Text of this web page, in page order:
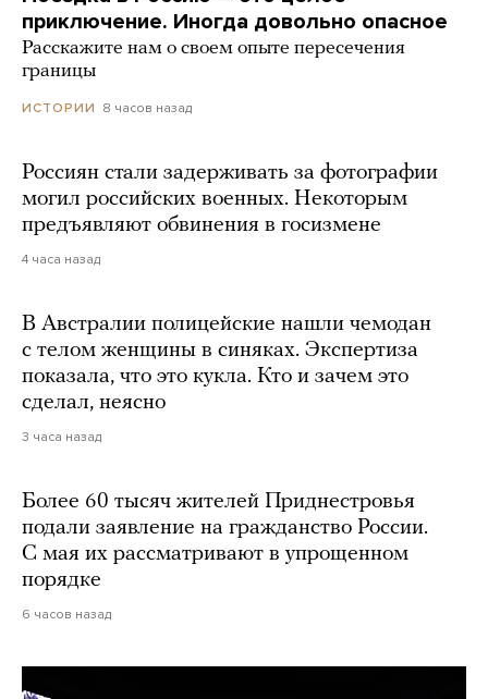
приключение. Иногда довольно опасное
Расскажите нам о своем опыте пересечения
границы
ИСТОРИИ 8 часов назад
Россиян стали задерживать за фотографии
могил российских военных. Некоторым
предъявляют обвинения в госизмене
4 часа назад
В Австралии полицейские нашли чемодан
с телом женщины в синяках. Экспертиза
показала, что это кукла. Кто и зачем это
сделал, неясно
3 часа назад
Более 60 тысяч жителей Приднестровья
подали заявление на гражданство России.
С мая их рассматривают в упрощенном
порядке
6 часов назад